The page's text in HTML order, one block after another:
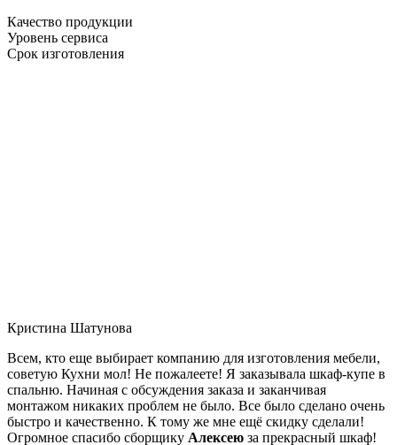
Качество продукции
Уровень сервиса
Срок изготовления
Кристина Шатунова
Всем, кто еще выбирает компанию для изготовления мебели,
советую Кухни мол! Не пожалеете! Я заказывала шкаф-купе в
спальню. Начиная с обсуждения заказа и заканчивая
монтажом никаких проблем не было. Все было сделано очень
быстро и качественно. К тому же мне ещё скидку сделали!
Огромное спасибо сборщику Алексею за прекрасный шкаф!